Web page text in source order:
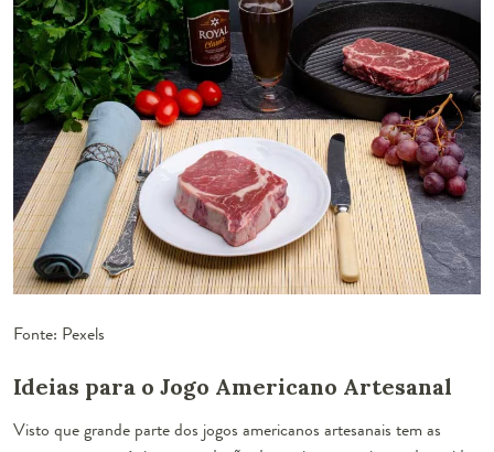
Fonte: Pexels
Ideias para o Jogo Americano Artesanal
Visto que grande parte dos jogos americanos artesanais tem as